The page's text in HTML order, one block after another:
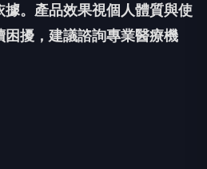
。產品效果視個人體質與使
困擾，建議諮詢專業醫療機